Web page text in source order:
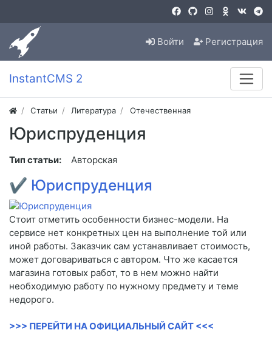
Войти Регистрация
InstantCMS 2
Статьи Литература Отечественная
Юриспруденция
Тип статьи: Авторская
✔ Юриспруденция
Стоит отметить особенности бизнес-модели. На
сервисе нет конкретных цен на выполнение той или
иной работы. Заказчик сам устанавливает стоимость,
может договариваться с автором. Что же касается
магазина готовых работ, то в нем можно найти
необходимую работу по нужному предмету и теме
недорого.
>>> ПЕРЕЙТИ НА ОФИЦИАЛЬНЫЙ САЙТ <<<